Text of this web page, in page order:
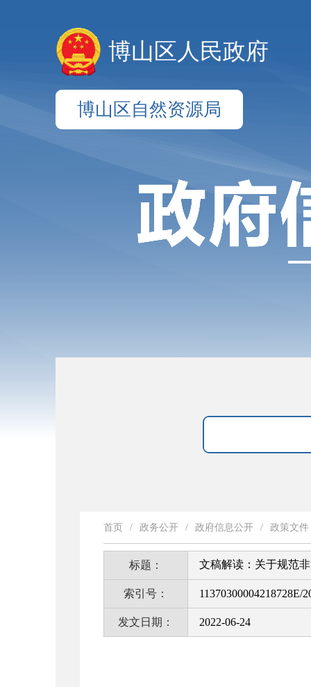
博山区人民政府
博山区自然资源局
首页 / 政务公开 / 政府信息公开 / 政策文件
标题： 文稿解读：关于规范
索引号： 11370300004218728E/
发文日期： 2022-06-24